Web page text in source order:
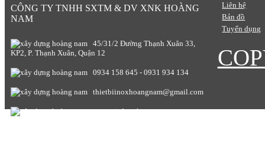
CÔNG TY TNHH SXTM & DV XNK HOÀNG
NAM
45/31/2 Đường Thạnh Xuân 33,
KP2, P. Thạnh Xuân, Quận 12
0934 158 645 - 0931 934 134
thietbiinoxhoangnam@gmail.com
www.giadunghoangnam.com
Liên hệ
Bản đồ
Tuyển dụng